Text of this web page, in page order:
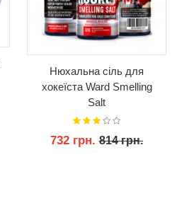
Нюхальна сіль для
хокеїста Ward Smelling
Salt
732 грн. 814 грн.